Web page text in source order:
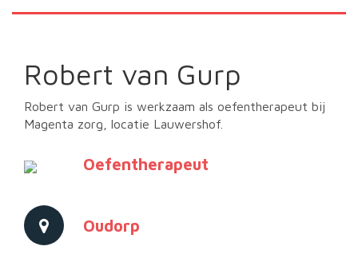
Robert van Gurp
Robert van Gurp is werkzaam als oefentherapeut bij
Magenta zorg, locatie Lauwershof.
Oefentherapeut
Oudorp